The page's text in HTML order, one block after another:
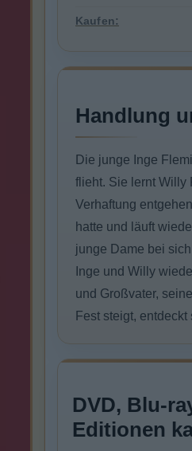
Kaufen:
Handlung
Die junge Inge
flieht. Sie lernt Willy
Verhaftung
hatte und läuft
junge Dame bei
Inge und Willy
und Großvater,
Fest steigt,
DVD, Blu-
Editionen